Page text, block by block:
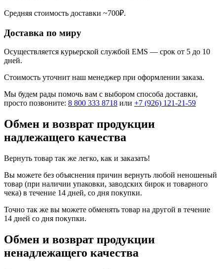
Средняя стоимость доставки ~700₽.
Доставка по миру
Осуществляется курьерской службой EMS — срок от 5 до 10
дней.
Стоимость уточнит наш менеджер при оформлении заказа.
Мы будем рады помочь вам с выбором способа доставки,
просто позвоните: 8 800 333 8718 или +7 (926) 121-21-59
Обмен и возврат продукции
надлежащего качества
Вернуть товар так же легко, как и заказать!
Вы можете без объяснения причин вернуть любой неношеный
товар (при наличии упаковки, заводских бирок и товарного
чека) в течение 14 дней, со дня покупки.
Точно так же вы можете обменять товар на другой в течение
14 дней со дня покупки.
Обмен и возврат продукции
ненадлежащего качества